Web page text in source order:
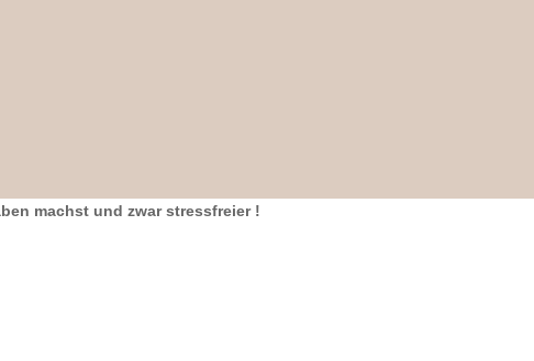
machst und zwar stressfreier !